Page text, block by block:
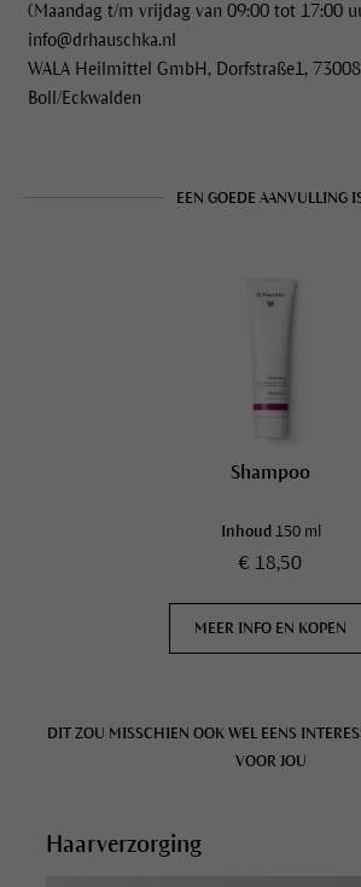
(Maandag t/m vrijdag van 09:00 tot 17:00
info@drhauschka.nl
WALA Heilmittel GmbH, Dorfstraße1,
Boll/Eckwalden
EEN GOEDE AANVULLING
Shampoo
Inhoud 150 ml
€ 18,50
MEER INFO EN KOPEN
DIT ZOU MISSCHIEN OOK WEL EENS
VOOR JOU
Haarverzorging